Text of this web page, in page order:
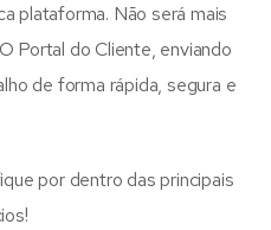
plataforma. Não será mais
Portal do Cliente, enviando
de forma rápida, segura e
por dentro das principais